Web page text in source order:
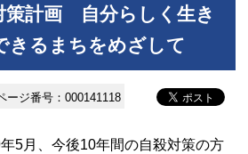
策計画 自分らしく生き
きるまちをめざして
ージ番号：000141118
5月、今後10年間の自殺対策の方